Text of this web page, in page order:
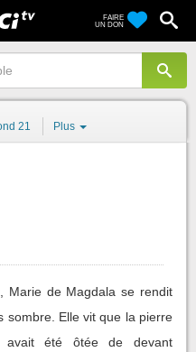
FAIRE
UN DON
21 Plus
Marie de Magdala se rendit
sombre. Elle vit que la pierre
avait été ôtée de devant